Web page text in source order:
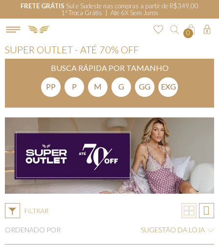
FRETE GRÁTIS Sul e Sudeste nas compras a partir de R$349,00
1ª Troca Grátis | Até 6X Sem Juros
0
SUPER OUTLET - ATÉ 70% OFF
BUSCA RÁPIDA POR TAMANHO
PP
P M G GG EXG
ORDENADO POR SUGESTÃO DA LOJA